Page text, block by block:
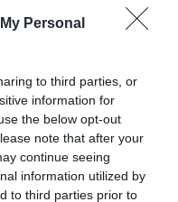
Personal
to third parties, or
information for
the below opt-out
note that after your
continue seeing
information utilized by
to third parties prior to
Airbus (comme
15 milliards dans le
RÉPONDRE
20 h 58 min